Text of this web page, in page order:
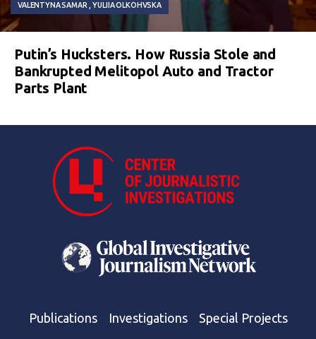
VALENTYNA SAMAR YULIIA OLKOHVSKA
Putin’s Hucksters. How Russia Stole and
Bankrupted Melitopol Auto and Tractor
Parts Plant
Publications Investigations Special Projects